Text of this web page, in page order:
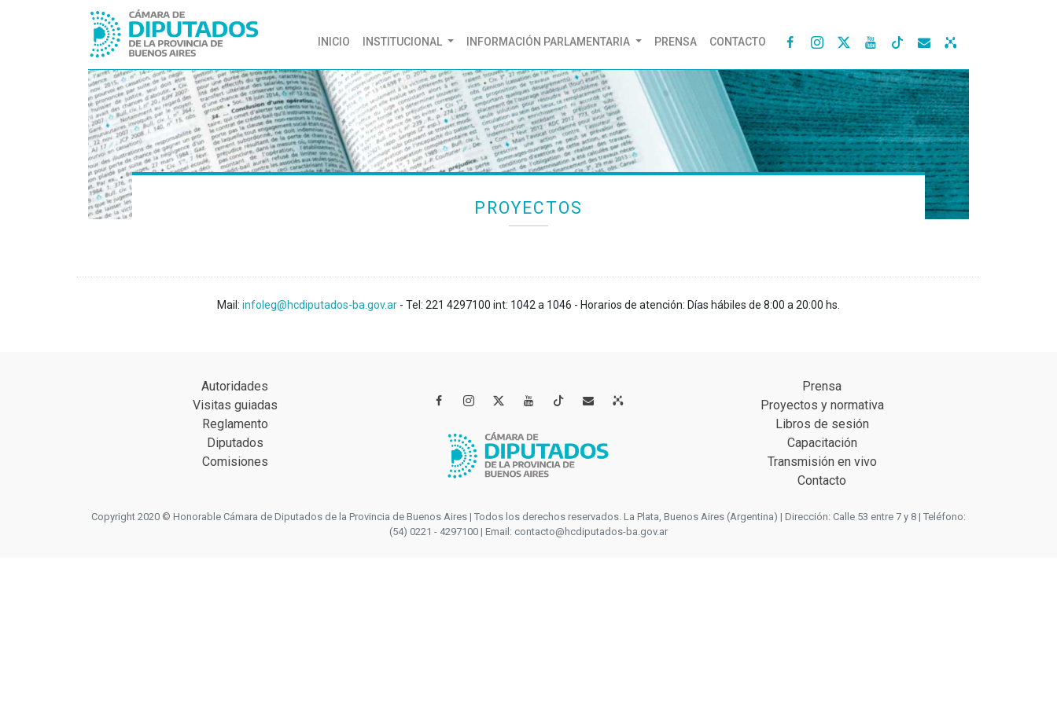
INICIO (CURRENT)
INSTITUCIONAL INFORMACIÓN PARLAMENTARIA PRENSA CONTACTO    
PROYECTOS
Mail: infoleg@hcdiputados-ba.gov.ar - Tel: 221 4297100 int: 1042 a 1046 - Horarios de atención: Días hábiles de 8:00 a 20:00 hs.
Autoridades
Visitas guiadas
Reglamento
Diputados
Comisiones
   
Prensa
Proyectos y normativa
Libros de sesión
Capacitación
Transmisión en vivo
Contacto
Copyright 2020 © Honorable Cámara de Diputados de la Provincia de Buenos Aires | Todos los derechos reservados. La Plata, Buenos Aires (Argentina) | Dirección: Calle 53 entre 7 y 8 | Teléfono:
(54) 0221 - 4297100 | Email: contacto@hcdiputados-ba.gov.ar